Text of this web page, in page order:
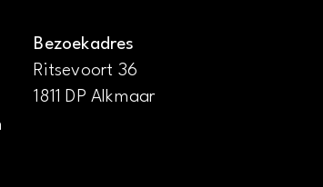
Bezoekadres
Ritsevoort 36
1811 DP Alkmaar